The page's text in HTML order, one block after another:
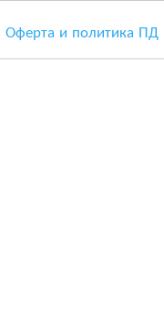
Оферта и политика ПД